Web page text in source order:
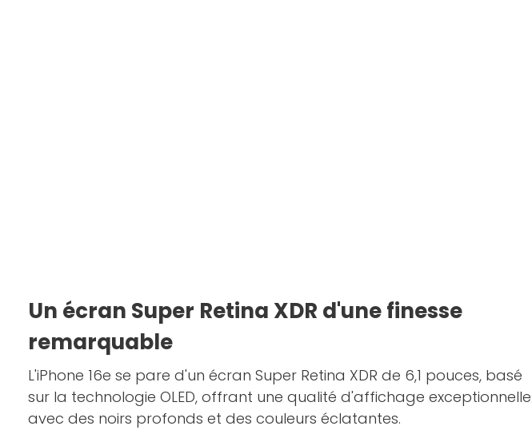
Un écran Super Retina XDR d'une finesse
remarquable
L'iPhone 16e se pare d'un écran Super Retina XDR de 6,1 pouces, basé
sur la technologie OLED, offrant une qualité d'affichage exceptionnelle
avec des noirs profonds et des couleurs éclatantes.